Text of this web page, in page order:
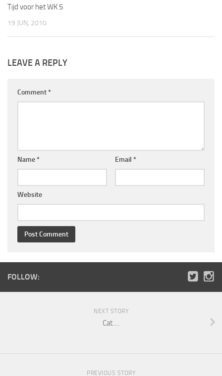
Tijd voor het WK 5
19 JUN, 2010
LEAVE A REPLY
Comment *
Name * Email *
Website
FOLLOW:
NEXT STORY
Cat….
PREVIOUS STORY